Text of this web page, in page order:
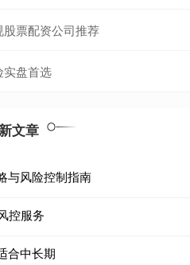
票配资公司推荐
实盘首选
文章
与风险控制指南
控服务
合中长期